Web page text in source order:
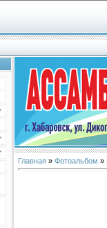
Главная » Фотоальбом »